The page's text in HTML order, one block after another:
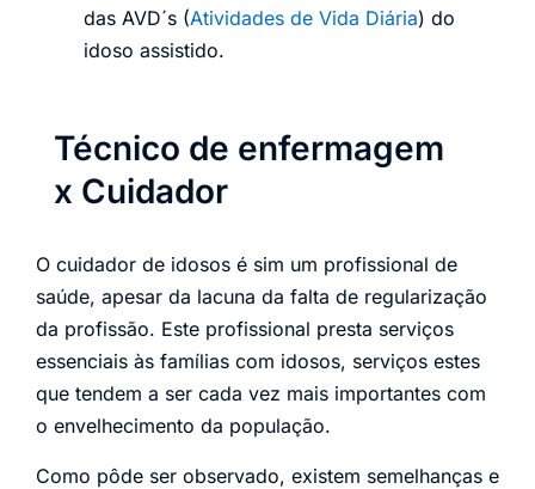
das AVD´s (Atividades de Vida Diária) do
idoso assistido.
Técnico de enfermagem
x Cuidador
O cuidador de idosos é sim um profissional de
saúde, apesar da lacuna da falta de regularização
da profissão. Este profissional presta serviços
essenciais às famílias com idosos, serviços estes
que tendem a ser cada vez mais importantes com
o envelhecimento da população.
Como pôde ser observado, existem semelhanças e